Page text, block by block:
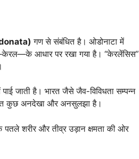
गण से संबंधित है। ओडोनाटा में
आधार पर रखा गया है। “केरलेंसिस”
जाती है। भारत जैसे जैव-विविधता सम्पन्न
कुछ अनदेखा और अनसुलझा है।
शरीर और तीव्र उड़ान क्षमता की ओर